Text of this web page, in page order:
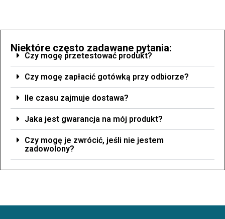
Niektóre często zadawane pytania:
Czy mogę przetestować produkt?
Czy mogę zapłacić gotówką przy odbiorze?
Ile czasu zajmuje dostawa?
Jaka jest gwarancja na mój produkt?
Czy mogę je zwrócić, jeśli nie jestem
zadowolony?